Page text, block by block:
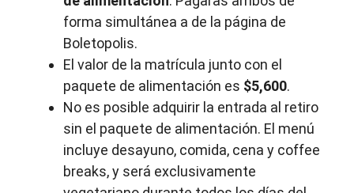
forma simultánea a de la página de
Boletopolis.
El valor de la matrícula junto con el
paquete de alimentación es $5,600.
No es posible adquirir la entrada al retiro
sin el paquete de alimentación. El menú
incluye desayuno, comida, cena y coffee
breaks, y será exclusivamente